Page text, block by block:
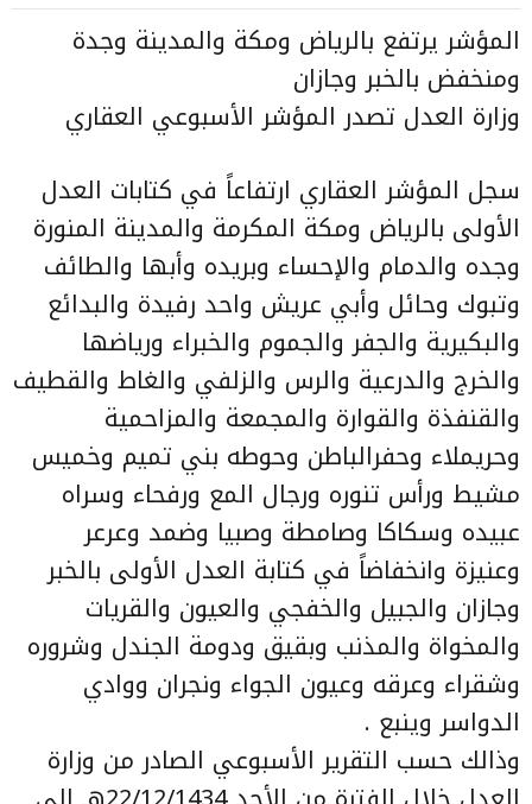
المؤشر يرتفع بالرياض ومكة والمدينة وجدة
ومنخفض بالخبر وجازان
وزارة العدل تصدر المؤشر الأسبوعي العقاري
سجل المؤشر العقاري ارتفاعاً في كتابات العدل
الأولى بالرياض ومكة المكرمة والمدينة المنورة
وجده والدمام والإحساء وبريده وأبها والطائف
وتبوك وحائل وأبي عريش واحد رفيدة والبدائع
والبكيرية والجفر والجموم والخبراء ورياضها
والخرج والدرعية والرس والزلفي والغاط والقطيف
والقنفذة والقوارة والمجمعة والمزاحمية
وحريملاء وحفرالباطن وحوطه بني تميم وخميس
مشيط ورأس تنوره ورجال المع ورفحاء وسراه
عبيده وسكاكا وصامطة وصبيا وضمد وعرعر
وعنيزة وانخفاضاً في كتابة العدل الأولى بالخبر
وجازان والجبيل والخفجي والعيون والقريات
والمخواة والمذنب وبقيق ودومة الجندل وشروره
وشقراء وعرقه وعيون الجواء ونجران ووادي
الدواسر وينبع .
وذالك حسب التقرير الأسبوعي الصادر من وزارة